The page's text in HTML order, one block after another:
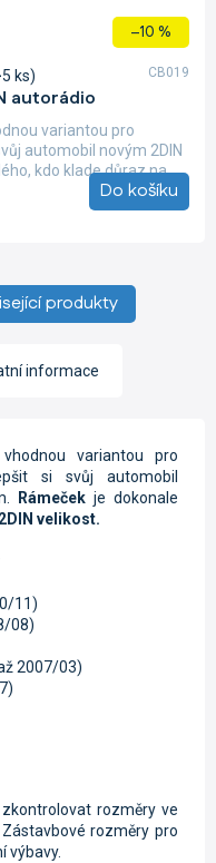
–10 %
autorádio
ks)
Do košíku
variantou pro
automobil novým 2DIN
kdo klade důraz na...
CB019
produkty
informace
variantou pro
si svůj automobil
Rámečekje dokonale
2DIN velikost.
11)
08)
2007/03)
rozměry ve
rozměry pro
výbavy.